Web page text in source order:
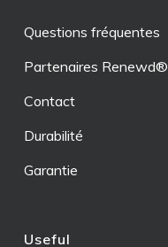
Questions fréquentes
Partenaires Renewd®
Contact
Durabilité
Garantie
Useful